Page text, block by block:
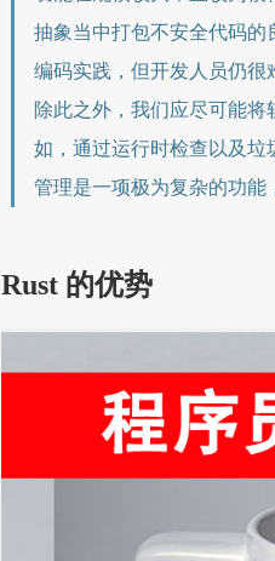
抽象当中打包不安全代码
编码实践，但开发人员仍很
除此之外，我们应尽可能
如，通过运行时检查以及
管理是一项极为复杂的功能
Rust 的优势